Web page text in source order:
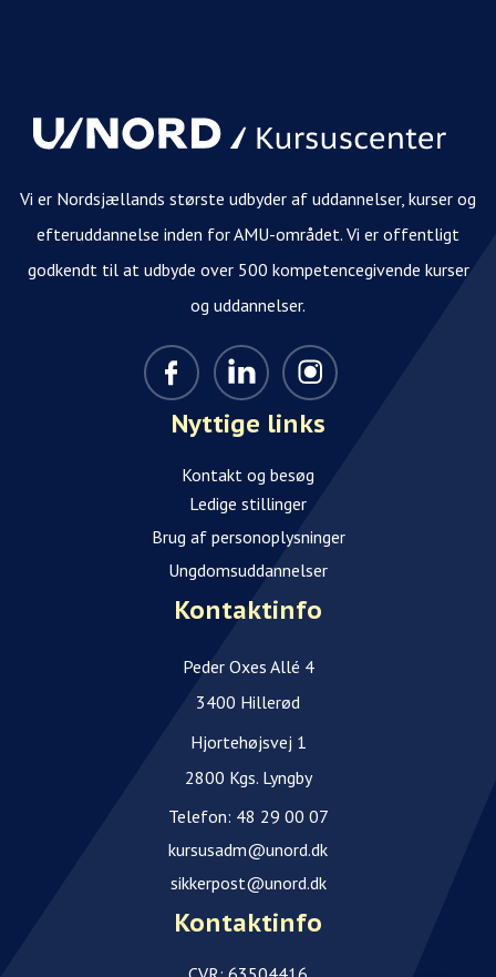
Vi er Nordsjællands største udbyder af uddannelser, kurser og
efteruddannelse inden for AMU-området. Vi er offentligt
godkendt til at udbyde over 500 kompetencegivende kurser
og uddannelser.
Nyttige links
Kontakt og besøg
Ledige stillinger
Brug af personoplysninger
Ungdomsuddannelser
Kontaktinfo
Peder Oxes Allé 4
3400 Hillerød
Hjortehøjsvej 1
2800 Kgs. Lyngby
Telefon: 48 29 00 07
kursusadm@unord.dk
sikkerpost@unord.dk
Kontaktinfo